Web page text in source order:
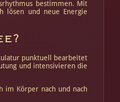
bestimmen. Mit
lösen und neue Energie
punktuell bearbeitet
und intensivieren die
im Körper nach und nach